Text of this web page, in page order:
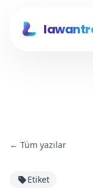
← Tüm yazılar
Etiket